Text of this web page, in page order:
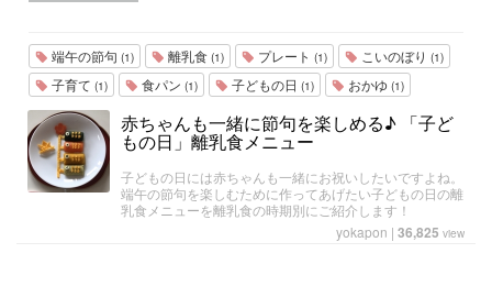
端午の節句 (1) 離乳食 (1) プレート (1) こいのぼり (1)
子育て (1) 食パン (1) 子どもの日 (1) おかゆ (1)
赤ちゃんも一緒に節句を楽しめる♪ 「子ど
もの日」離乳食メニュー
子どもの日には赤ちゃんも一緒にお祝いしたいですよね。
端午の節句を楽しむために作ってあげたい子どもの日の離
乳食メニューを離乳食の時期別にご紹介します！
yokapon | 36,825 view